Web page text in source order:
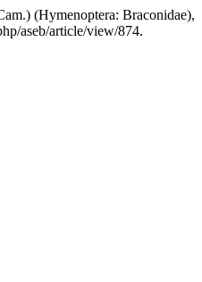
(Hymenoptera: Braconidae),
aseb/article/view/874.